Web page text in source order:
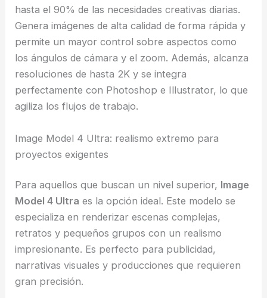
hasta el 90% de las necesidades creativas diarias.
Genera imágenes de alta calidad de forma rápida y
permite un mayor control sobre aspectos como
los ángulos de cámara y el zoom. Además, alcanza
resoluciones de hasta 2K y se integra
perfectamente con Photoshop e Illustrator, lo que
agiliza los flujos de trabajo.
Image Model 4 Ultra: realismo extremo para
proyectos exigentes
Para aquellos que buscan un nivel superior, Image
Model 4 Ultra es la opción ideal. Este modelo se
especializa en renderizar escenas complejas,
retratos y pequeños grupos con un realismo
impresionante. Es perfecto para publicidad,
narrativas visuales y producciones que requieren
gran precisión.